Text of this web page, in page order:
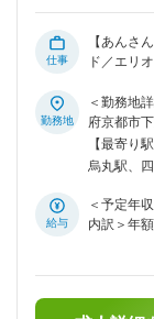
プランナ
アップを
門内のセ
囲：会社
仕事
【あんさ
ド／エリ
フォン向
ョンをご担当いただ
ョン施策
具体的に
社のニー
施策の立
握した上
理店に対
勤務地
＜勤務地
府京都市
四条烏丸
動喫煙対
【最寄り駅
烏丸駅、
給与
＜予定年
内訳＞年
有無＞有